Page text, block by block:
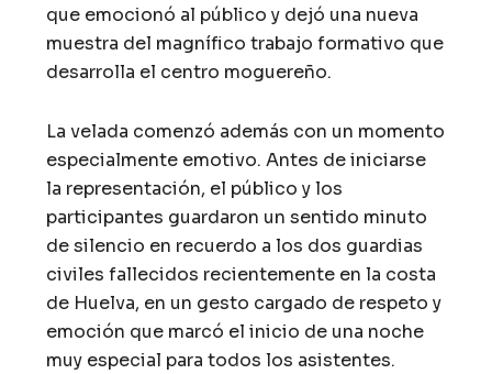
que emocionó al público y dejó una nueva
muestra del magnífico trabajo formativo que
desarrolla el centro moguereño.
La velada comenzó además con un momento
especialmente emotivo. Antes de iniciarse
la representación, el público y los
participantes guardaron un sentido minuto
de silencio en recuerdo a los dos guardias
civiles fallecidos recientemente en la costa
de Huelva, en un gesto cargado de respeto y
emoción que marcó el inicio de una noche
muy especial para todos los asistentes.